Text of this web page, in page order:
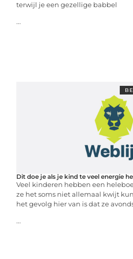
terwijl je een gezellige babbel
...
Dit doe je als je kind te veel energie
Veel kinderen hebben een
ze het soms niet allemaal kwijt
het gevolg hier van is dat ze
...